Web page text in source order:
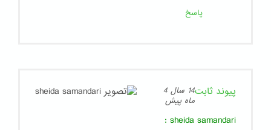
پاسخ
پیوند ثابت
14 سال 4
ماه پیش
sheida samandari
: